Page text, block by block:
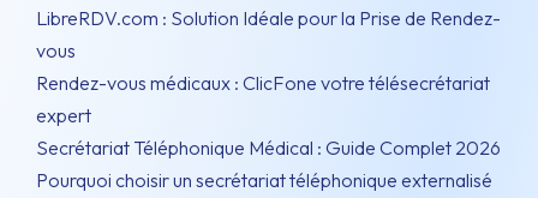
LibreRDV.com : Solution Idéale pour la Prise de Rendez-
vous
Rendez-vous médicaux : ClicFone votre télésecrétariat
expert
Secrétariat Téléphonique Médical : Guide Complet 2026
Pourquoi choisir un secrétariat téléphonique externalisé